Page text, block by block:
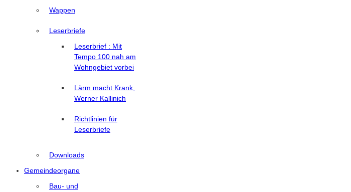
Wappen
Leserbriefe
Leserbrief : Mit
Tempo 100 nah am
Wohngebiet vorbei
Lärm macht Krank,
Werner Kallinich
Richtlinien für
Leserbriefe
Downloads
Gemeindeorgane
Bau- und